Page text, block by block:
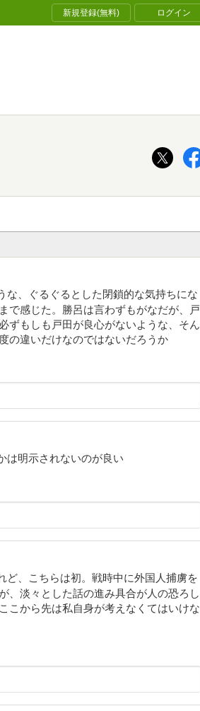
新規登録(無料) ログイン
な、ぐるぐるとした閉鎖的な気持ちにな
で感じた。勝呂は言わずもがなだが、戸
ずもしも戸田が良心がないような、そん
の違いだけなのではないだろうか
は明示されないのが良い
ど、こちらは初。戦時中に外国人捕虜を
、淡々とした話の進み具合が人の恐ろし
こから先は私自身が考えなくてはいけな